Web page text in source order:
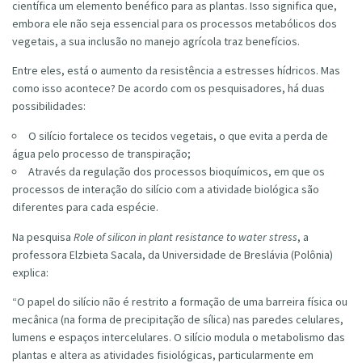
científica um elemento benéfico para as plantas. Isso significa que,
embora ele não seja essencial para os processos metabólicos dos
vegetais, a sua inclusão no manejo agrícola traz benefícios.
Entre eles, está o aumento da resistência a estresses hídricos. Mas
como isso acontece? De acordo com os pesquisadores, há duas
possibilidades:
O silício fortalece os tecidos vegetais, o que evita a perda de
água pelo processo de transpiração;
Através da regulação dos processos bioquímicos, em que os
processos de interação do silício com a atividade biológica são
diferentes para cada espécie.
Na pesquisa Role of silicon in plant resistance to water stress, a
professora Elzbieta Sacala, da Universidade de Breslávia (Polônia)
explica:
“O papel do silício não é restrito a formação de uma barreira física ou
mecânica (na forma de precipitação de sílica) nas paredes celulares,
lumens e espaços intercelulares. O silício modula o metabolismo das
plantas e altera as atividades fisiológicas, particularmente em